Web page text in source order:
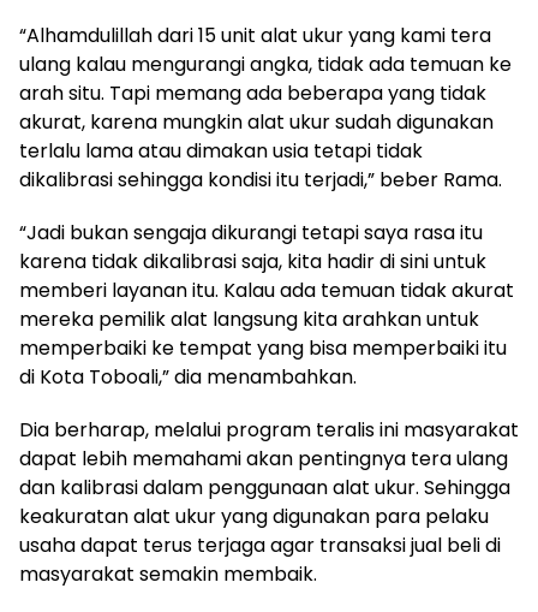
“Alhamdulillah dari 15 unit alat ukur yang kami tera
ulang kalau mengurangi angka, tidak ada temuan ke
arah situ. Tapi memang ada beberapa yang tidak
akurat, karena mungkin alat ukur sudah digunakan
terlalu lama atau dimakan usia tetapi tidak
dikalibrasi sehingga kondisi itu terjadi,” beber Rama.
“Jadi bukan sengaja dikurangi tetapi saya rasa itu
karena tidak dikalibrasi saja, kita hadir di sini untuk
memberi layanan itu. Kalau ada temuan tidak akurat
mereka pemilik alat langsung kita arahkan untuk
memperbaiki ke tempat yang bisa memperbaiki itu
di Kota Toboali,” dia menambahkan.
Dia berharap, melalui program teralis ini masyarakat
dapat lebih memahami akan pentingnya tera ulang
dan kalibrasi dalam penggunaan alat ukur. Sehingga
keakuratan alat ukur yang digunakan para pelaku
usaha dapat terus terjaga agar transaksi jual beli di
masyarakat semakin membaik.